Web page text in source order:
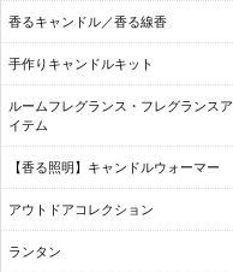
香るキャンドル／香る線香
手作りキャンドルキット
ルームフレグランス・フレグランスア
イテム
【香る照明】キャンドルウォーマー
アウトドアコレクション
ランタン